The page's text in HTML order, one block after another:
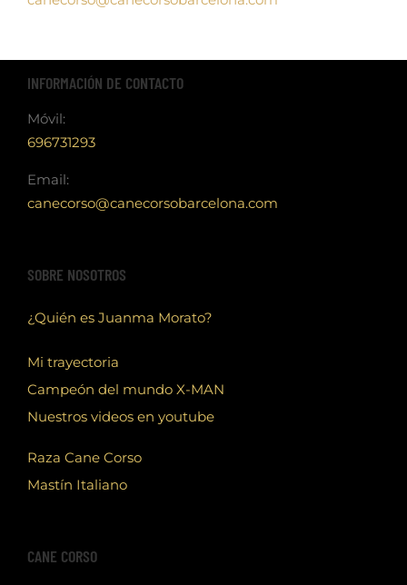
INFORMACIÓN DE CONTACTO
Móvil:
696731293
Email:
canecorso@canecorsobarcelona.com
SOBRE NOSOTROS
¿Quién es Juanma Morato?
Mi trayectoria
Campeón del mundo X-MAN
Nuestros videos en youtube
Raza Cane Corso
Mastín Italiano
CANE CORSO